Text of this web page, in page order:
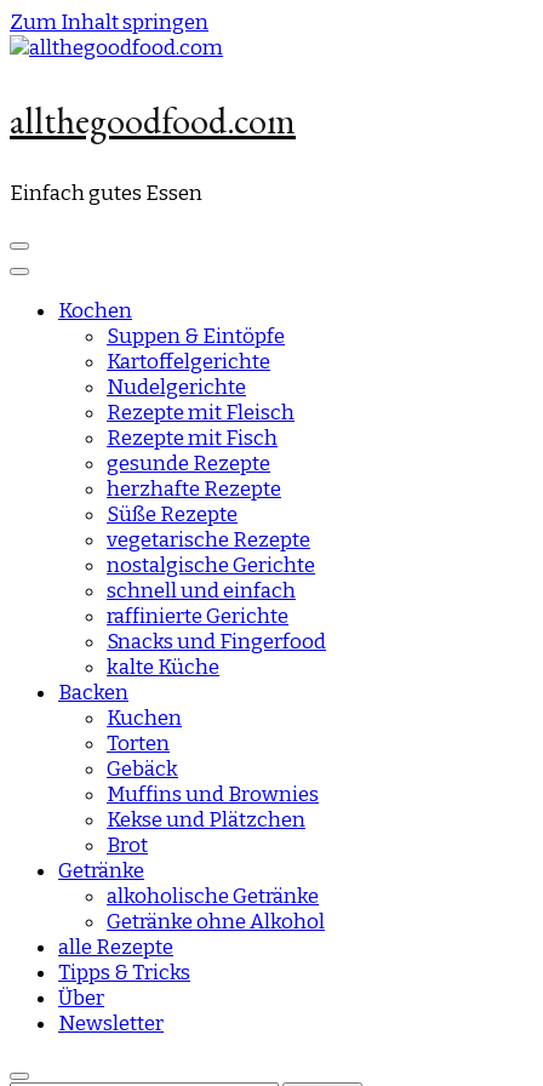
Zum Inhalt springen
allthegoodfood.com
Einfach gutes Essen
Kochen
Suppen & Eintöpfe
Kartoffelgerichte
Nudelgerichte
Rezepte mit Fleisch
Rezepte mit Fisch
gesunde Rezepte
herzhafte Rezepte
Süße Rezepte
vegetarische Rezepte
nostalgische Gerichte
schnell und einfach
raffinierte Gerichte
Snacks und Fingerfood
kalte Küche
Backen
Kuchen
Torten
Gebäck
Muffins und Brownies
Kekse und Plätzchen
Brot
Getränke
alkoholische Getränke
Getränke ohne Alkohol
alle Rezepte
Tipps & Tricks
Über
Newsletter